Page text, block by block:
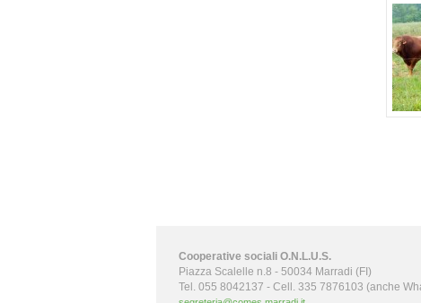
Cooperative sociali O.N.L.U.S.
Piazza Scalelle n.8 - 50034 Marradi (FI)
Tel. 055 8042137 - Cell. 335 7876103 (anche